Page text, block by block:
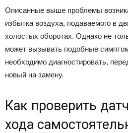
Описанные выше проблемы
избытка воздуха, подаваемого в
холостых оборотах. Однако не
может вызывать подобные
необходимо диагностировать,
новый на замену.
Как проверить
хода